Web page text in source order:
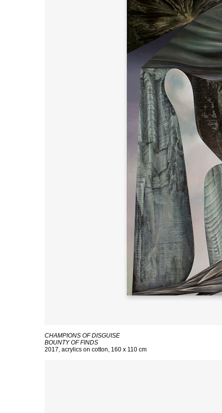
CHAMPIONS OF DISGUISE
BOUNTY OF FINDS
2017, acrylics on cotton, 160 x 110 cm